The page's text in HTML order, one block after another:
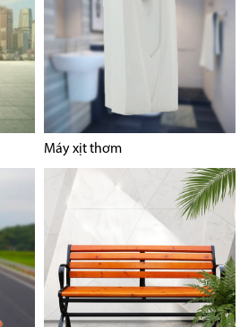
Máy xịt thơm